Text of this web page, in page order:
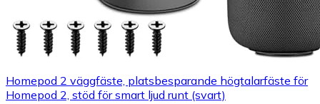
Homepod 2 väggfäste, platsbesparande högtalarfäste för
Homepod 2, stöd för smart ljud runt (svart)